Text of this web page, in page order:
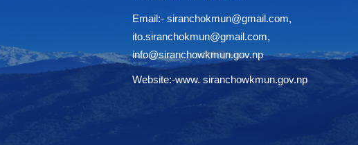
Email:- siranchokmun@gmail.com,
ito.siranchokmun@gmail.com,
info@siranchowkmun.gov.np
Website:-www. siranchowkmun.gov.np